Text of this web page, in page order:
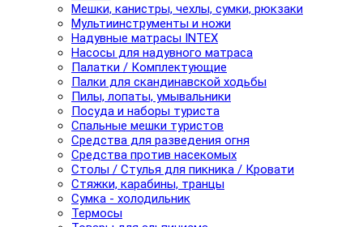
Мешки, канистры, чехлы, сумки, рюкзаки
Мультиинструменты и ножи
Надувные матрасы INTEX
Насосы для надувного матраса
Палатки / Комплектующие
Палки для скандинавской ходьбы
Пилы, лопаты, умывальники
Посуда и наборы туриста
Спальные мешки туристов
Средства для разведения огня
Средства против насекомых
Столы / Стулья для пикника / Кровати
Стяжки, карабины, транцы
Сумка - холодильник
Термосы